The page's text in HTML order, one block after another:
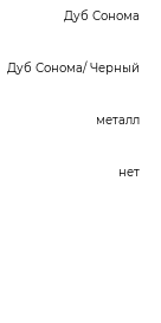
Дуб Сонома
Дуб Сонома/ Черный
металл
нет